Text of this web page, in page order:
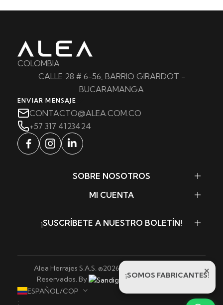
COLOMBIA
CALLE 28 # 6-56, BARRIO GIRARDOT -
BUCARAMANGA
ENVIAR MENSAJE
CONTACTO@ALEA.COM.CO
+57 317 4123424
SOBRE NOSOTROS
MI CUENTA
¡SUSCRÍBETE A NUESTRO BOLETÍN!
Alea Herrajes S.A.S. ©2026. Todos los Derechos
Reservados. By
Sandigowebs
ESPAÑOL/COP
:
×
¡SOMOS FABRICANTES!